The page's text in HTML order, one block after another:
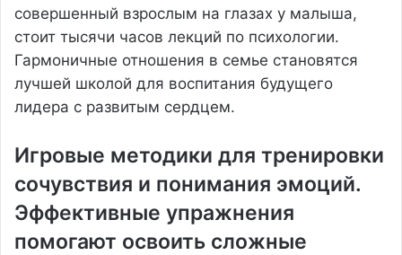
совершенный взрослым на глазах у малыша,
стоит тысячи часов лекций по психологии.
Гармоничные отношения в семье становятся
лучшей школой для воспитания будущего
лидера с развитым сердцем.
Игровые методики для тренировки
сочувствия и понимания эмоций.
Эффективные упражнения
помогают освоить сложные